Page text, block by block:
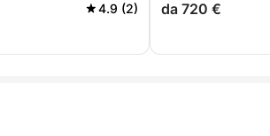
4.9 (2) da 720 €